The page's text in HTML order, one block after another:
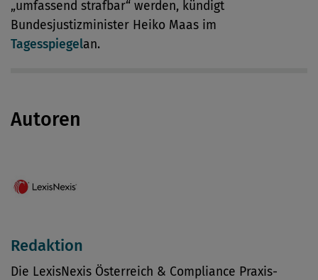
„umfassend strafbar“ werden, kündigt
Bundesjustizminister Heiko Maas im
Tagesspiegelan.
Autoren
Redaktion
Die LexisNexis Österreich & Compliance Praxis-